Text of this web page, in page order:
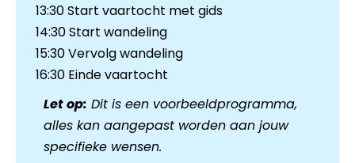
13:30 Start vaartocht met gids
14:30 Start wandeling
15:30 Vervolg wandeling
16:30 Einde vaartocht
Let op: Dit is een voorbeeldprogramma,
alles kan aangepast worden aan jouw
specifieke wensen.